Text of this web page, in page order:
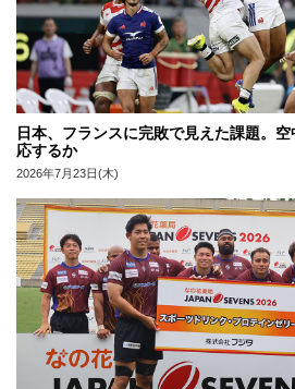
日本、フランスに完敗で見えた課題。
応するか
2026年7月23日(木)